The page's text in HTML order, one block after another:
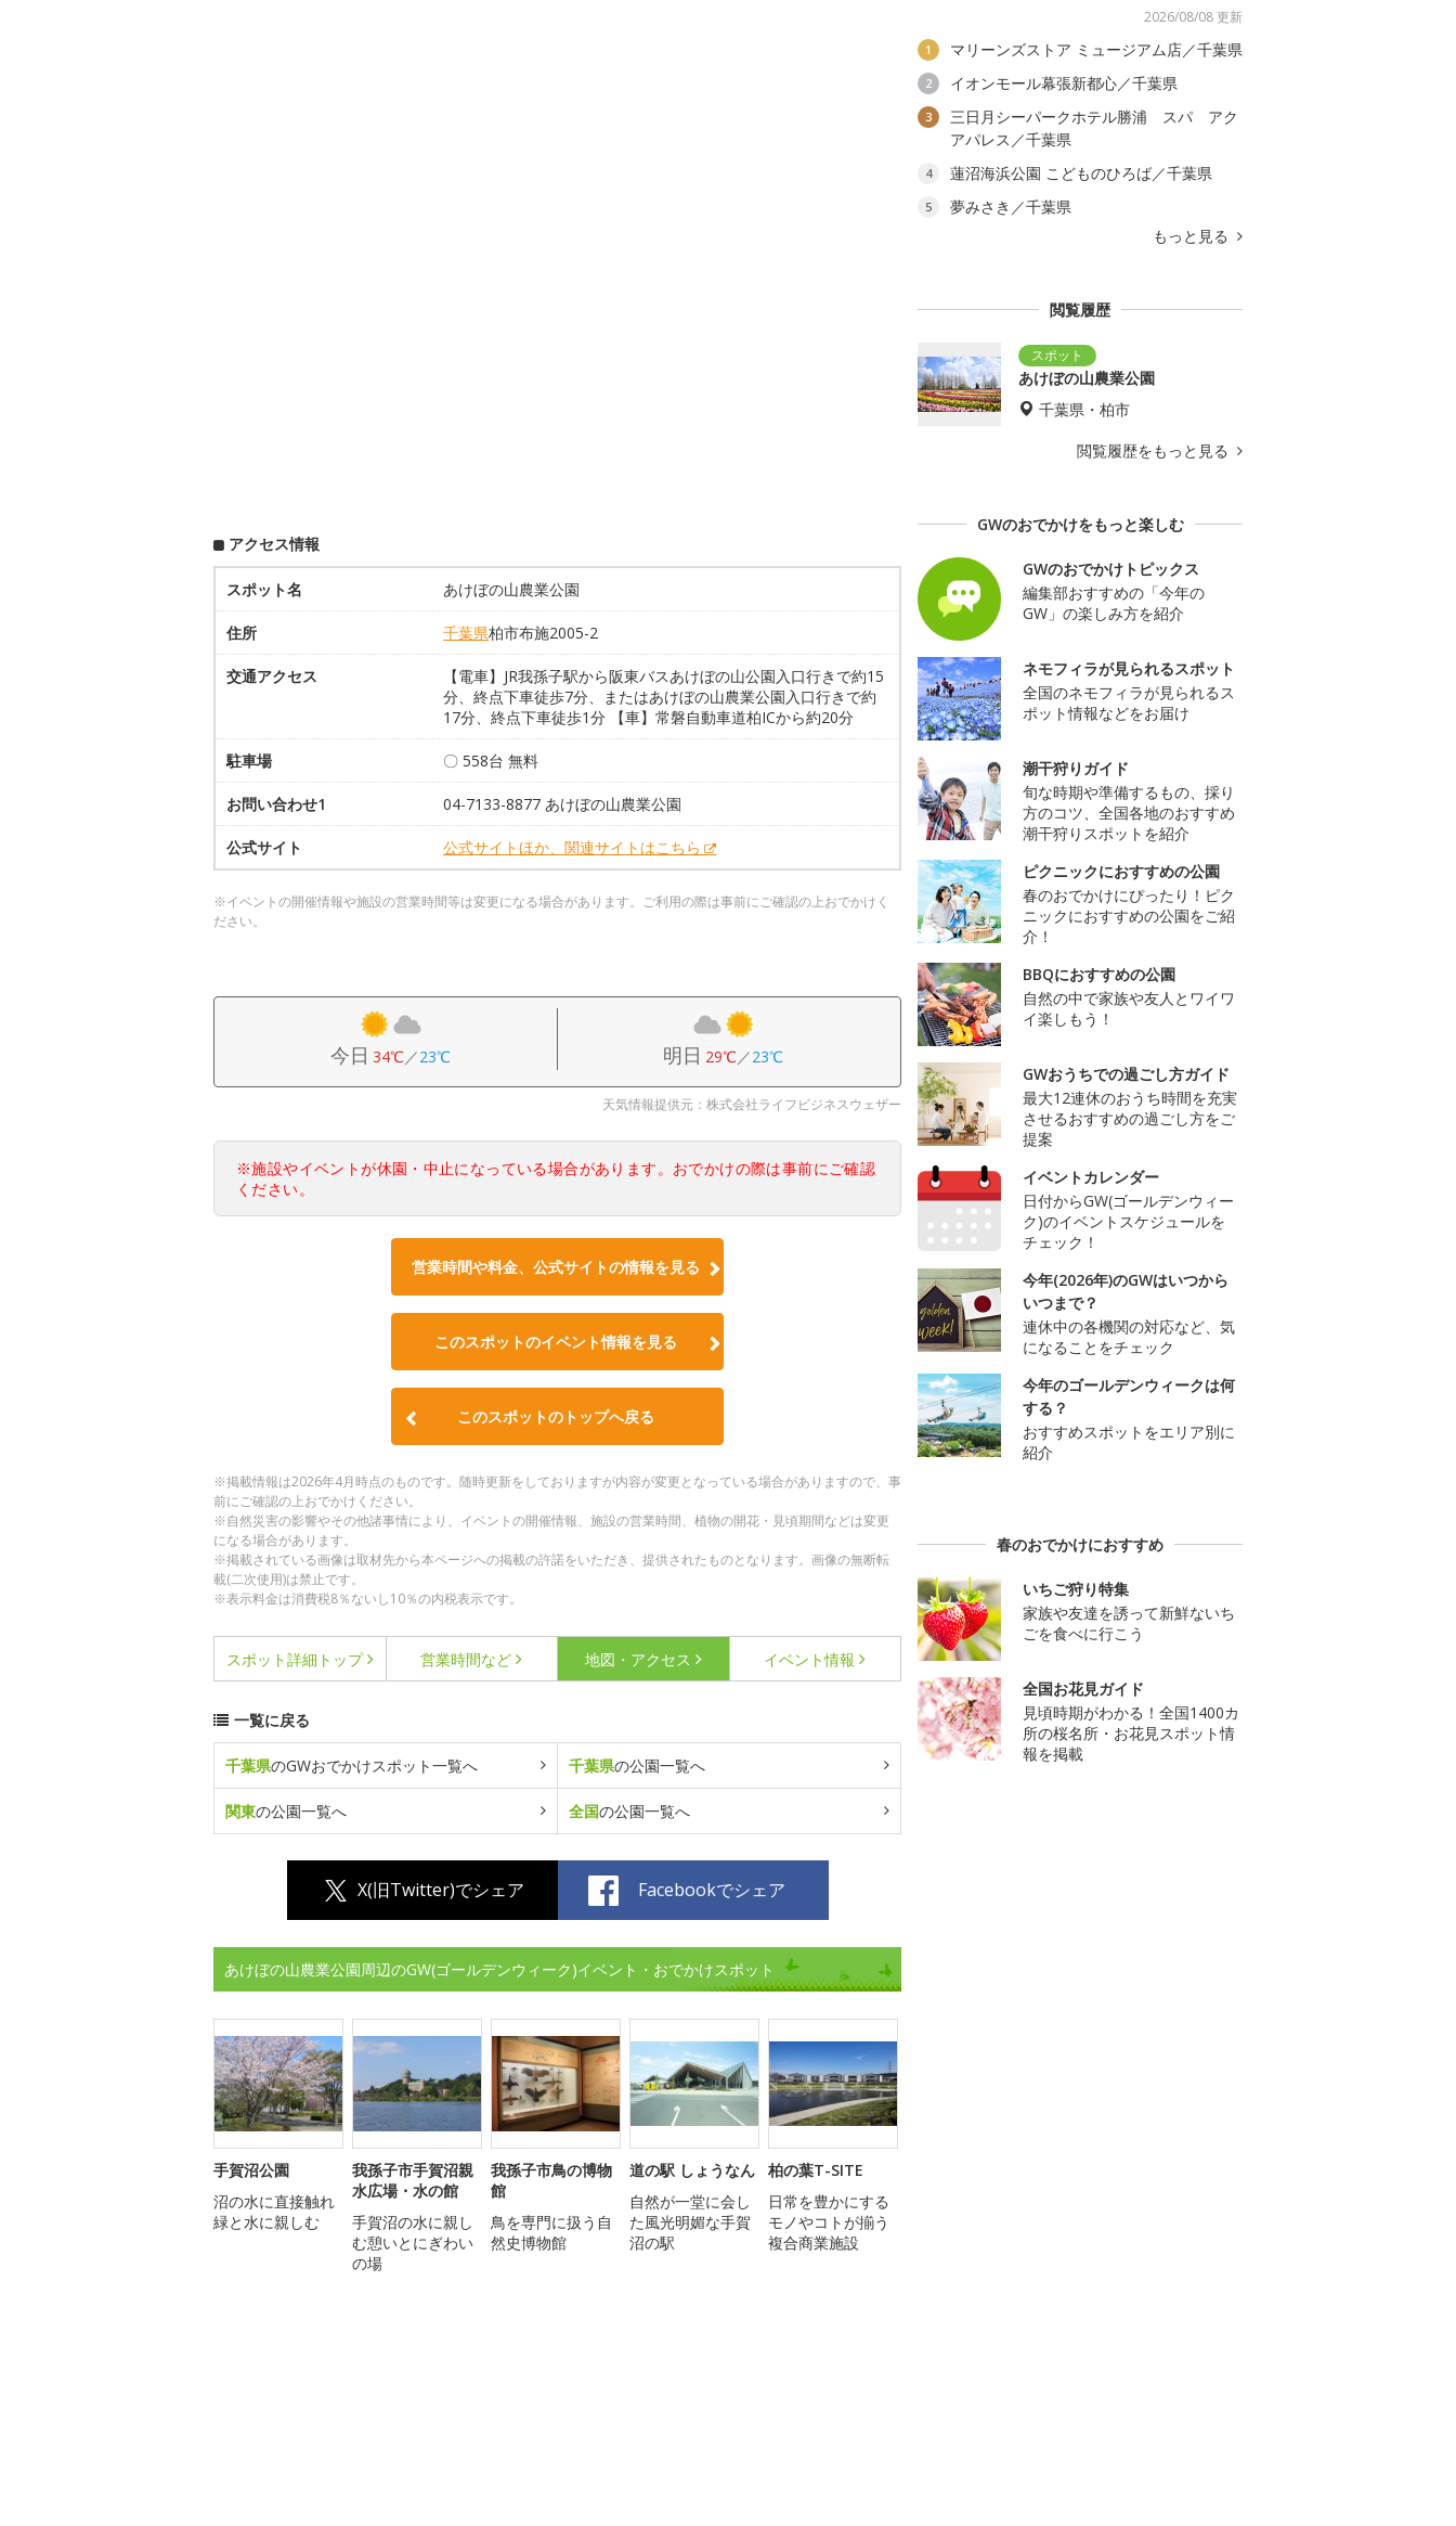
アクセス情報
スポット名 あけぼの山農業公園
住所 千葉県柏市布施2005-2
交通アクセス
【電車】JR我孫子駅から阪東バスあけぼの山公園入口行きで約15
分、終点下車徒歩7分、またはあけぼの山農業公園入口行きで約
17分、終点下車徒歩1分 【車】常磐自動車道柏ICから約20分
駐車場 〇 558台 無料
お問い合わせ1 04-7133-8877 あけぼの山農業公園
公式サイト 公式サイトほか、関連サイトはこちら
※イベントの開催情報や施設の営業時間等は変更になる場合があります。ご利用の際は事前にご確認の上おでかけく
ださい。
今日 34℃／23℃ 明日 29℃／23℃
天気情報提供元：株式会社ライフビジネスウェザー
※施設やイベントが休園・中止になっている場合があります。おでかけの際は事前にご確認
ください。
営業時間や料金、公式サイトの情報を見る
このスポットのイベント情報を見る
このスポットのトップへ戻る
※掲載情報は2026年4月時点のものです。随時更新をしておりますが内容が変更となっている場合がありますので、事
前にご確認の上おでかけください。
※自然災害の影響やその他諸事情により、イベントの開催情報、施設の営業時間、植物の開花・見頃期間などは変更
になる場合があります。
※掲載されている画像は取材先から本ページへの掲載の許諾をいただき、提供されたものとなります。画像の無断転
載(二次使用)は禁止です。
※表示料金は消費税8％ないし10％の内税表示です。
スポット詳細 トップ 営業時間など 地図・アクセス イベント情報
一覧に戻る
千葉県のGWおでかけスポット一覧へ 千葉県の公園一覧へ
関東の公園一覧へ 全国の公園一覧へ
X(旧Twitter)でシェア Facebookでシェア
あけぼの山農業公園周辺のGW(ゴールデンウィーク)イベント・おでかけスポット
手賀沼公園
沼の水に直接触れ
緑と水に親しむ
我孫子市手賀沼親
水広場・水の館
手賀沼の水に親し
む憩いとにぎわい
の場
我孫子市鳥の博物
館
鳥を専門に扱う自
然史博物館
道の駅 しょうなん
自然が一堂に会し
た風光明媚な手賀
沼の駅
柏の葉T-SITE
日常を豊かにする
モノやコトが揃う
複合商業施設
2026/08/08 更新
1 マリーンズストア ミュージアム店／千葉県
2 イオンモール幕張新都心／千葉県
3
三日月シーパークホテル勝浦 スパ アク
アパレス／千葉県
4 蓮沼海浜公園 こどものひろば／千葉県
5
夢みさき／千葉県
もっと見る
閲覧履歴
あけぼの山農業公園
千葉県・柏市
閲覧履歴をもっと見る
GWのおでかけをもっと楽しむ
GWのおでかけトピックス
編集部おすすめの「今年の
GW」の楽しみ方を紹介
ネモフィラが見られるスポット
全国のネモフィラが見られるス
ポット情報などをお届け
潮干狩りガイド
旬な時期や準備するもの、採り
方のコツ、全国各地のおすすめ
潮干狩りスポットを紹介
ピクニックにおすすめの公園
春のおでかけにぴったり！ピク
ニックにおすすめの公園をご紹
介！
BBQにおすすめの公園
自然の中で家族や友人とワイワ
イ楽しもう！
GWおうちでの過ごし方ガイド
最大12連休のおうち時間を充実
させるおすすめの過ごし方をご
提案
イベントカレンダー
日付からGW(ゴールデンウィー
ク)のイベントスケジュールを
チェック！
今年(2026年)のGWはいつから
いつまで？
連休中の各機関の対応など、気
になることをチェック
今年のゴールデンウィークは何
する？
おすすめスポットをエリア別に
紹介
春のおでかけにおすすめ
いちご狩り特集
家族や友達を誘って新鮮ないち
ごを食べに行こう
全国お花見ガイド
見頃時期がわかる！全国1400カ
所の桜名所・お花見スポット情
報を掲載